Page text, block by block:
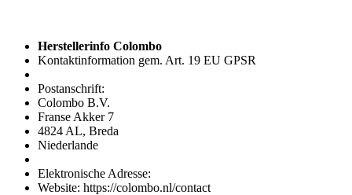
Herstellerinfo Colombo
Kontaktinformation gem. Art. 19 EU GPSR
Postanschrift:
Colombo B.V.
Franse Akker 7
4824 AL, Breda
Niederlande
Elektronische Adresse:
Website: https://colombo.nl/contact